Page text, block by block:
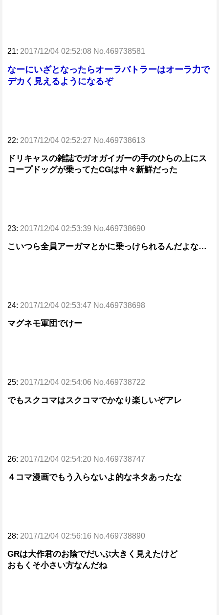
21: 2017/12/04 02:52:08 No.469738581
なーにいざとなったらオーラバトラーはオーラ力で
デカく見えるようになるぞ
22: 2017/12/04 02:52:27 No.469738613
ドリキャスの雑誌でガオガイガーの手のひらの上にス
コープドッグが乗ってたCGは中々新鮮だった
23: 2017/12/04 02:53:39 No.469738690
こいつら全員アーガマとかに乗っけられるんだよな…
24: 2017/12/04 02:53:47 No.469738698
マグネモ軍団でけー
25: 2017/12/04 02:54:06 No.469738722
でもスクコマはスクコマでかなり楽しいぞアレ
26: 2017/12/04 02:54:20 No.469738747
４コマ漫画でもう入らないよ的なネタあったな
28: 2017/12/04 02:56:16 No.469738890
GRは大作君のお陰でだいぶ大きく見えたけど
おもくそ小さい方なんだね